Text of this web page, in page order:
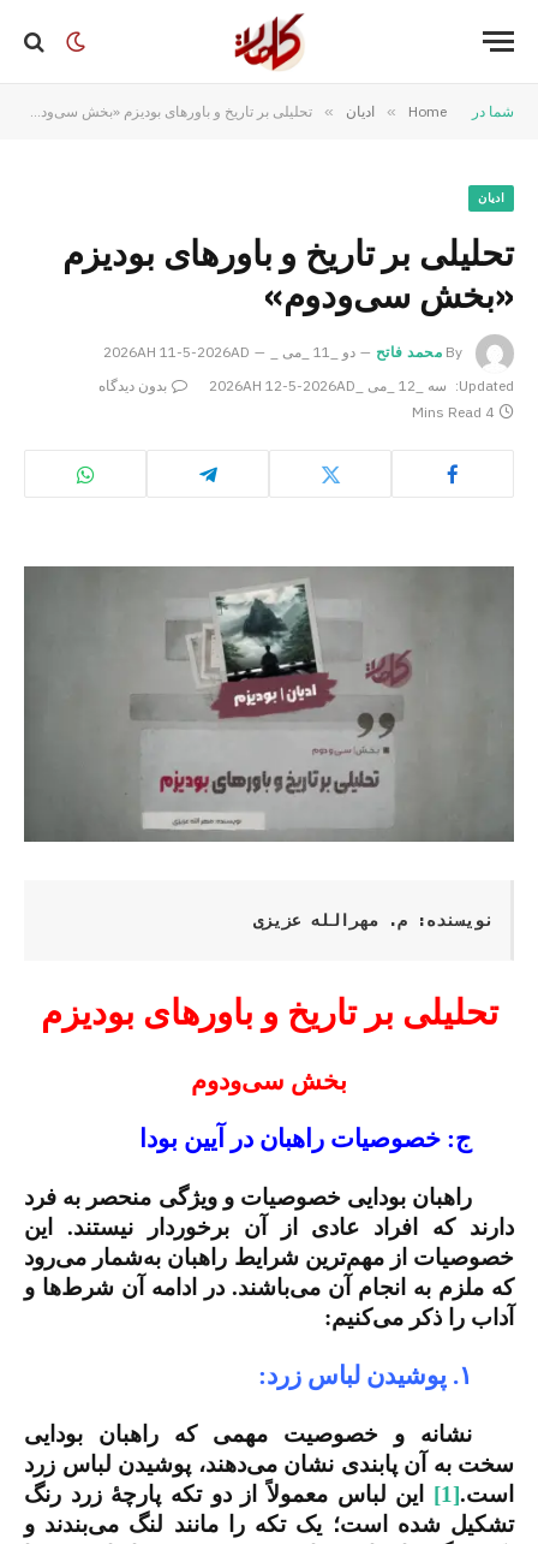
شما در Home
» ادیان » تحلیلی بر تاریخ و باورهای بودیزم «بخش سی‌ودوم»
ادیان
تحلیلی بر تاریخ و باورهای بودیزم
«بخش سی‌ودوم»
By محمد فاتح
دو _11 _می _2026AH 11-5-2026AD
Updated:
سه _12 _می _2026AH 12-5-2026AD
بدون دیدگاه
4 Mins Read
نویسنده: م. مهرالله عزیزی
تحلیلی بر تاریخ و باورهای بودیزم
بخش سی‌ودوم
ج: خصوصیات راهبان در آیین بودا
راهبان بودایی خصوصیات و ویژگی منحصر به فرد
دارند که افراد عادی از آن‌ برخوردار نیستند. این
خصوصیات از مهم‌ترین شرایط راهبان به‌شمار می‌رود
که ملزم به انجام آن‌ می‌باشند. در ادامه آن شرط‌ها و
آداب را ذکر می‌کنیم:
۱. پوشیدن لباس زرد:
نشانه و خصوصیت مهمی که راهبان بودایی
سخت به ‌آن پابندی نشان می‌دهند، پوشیدن لباس زرد
است.[1] این لباس معمولاً از دو تکه پارچۀ زرد رنگ
تشکیل شده است؛ یک تکه را مانند لنگ می‌بندند و